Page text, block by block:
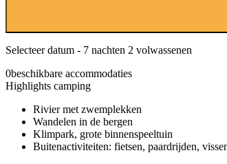
Selecteer datum - 7 nachten 2 volwassenen
0beschikbare accommodaties
Highlights camping
Rivier met zwemplekken
Wandelen in de bergen
Klimpark, grote binnenspeeltuin
Buitenactiviteiten: fietsen, paardrijden,